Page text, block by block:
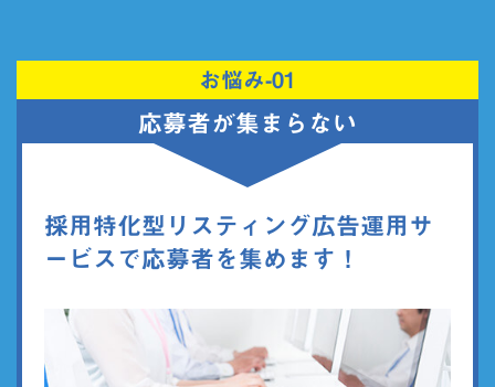
お悩み-01
応募者が集まらない
採用特化型リスティング広告運用サ
ービスで応募者を集めます！